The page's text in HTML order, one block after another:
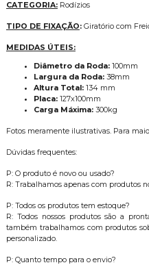
CATEGORIA: Rodízios
TIPO DE FIXAÇÃO: Giratório com
MEDIDAS ÚTEIS:
Diâmetro da Roda:100mm
Largura da Roda:38mm
Altura Total: 134 mm
Placa: 127x100mm
Carga Máxima: 300kg
Fotos meramente ilustrativas. Para
Dúvidas frequentes:
P: O produto é novo ou usado?
R: Trabalhamos apenas com produtos
P: Todos os produtos tem estoque?
R: Todos nossos produtos são a
também trabalhamos com produtos
personalizado.
P: Quanto tempo para o envio?